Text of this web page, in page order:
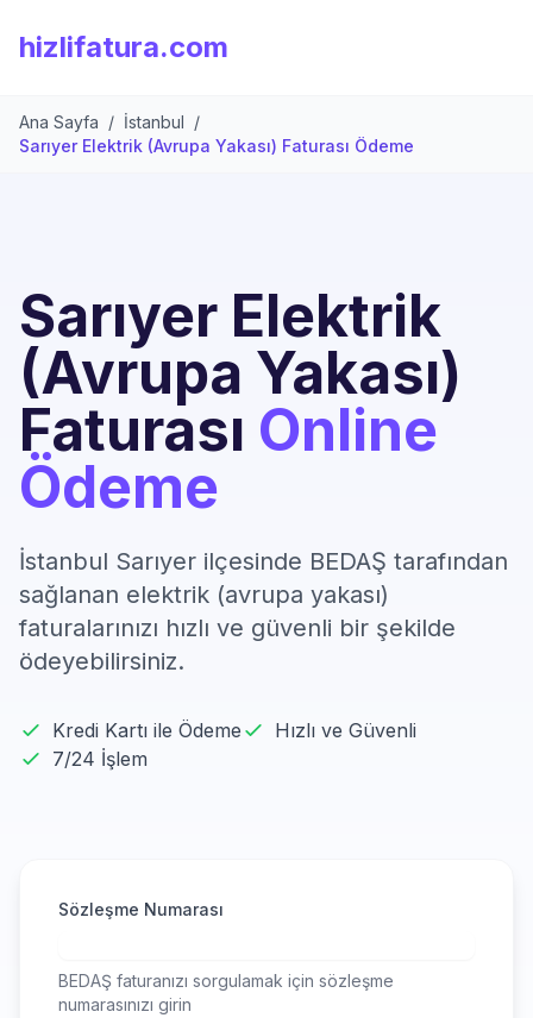
hizlifatura.com
Ana Sayfa / İstanbul /
Sarıyer Elektrik (Avrupa Yakası) Faturası Ödeme
Sarıyer Elektrik
(Avrupa Yakası)
Faturası Online
Ödeme
İstanbul Sarıyer ilçesinde BEDAŞ tarafından
sağlanan elektrik (avrupa yakası)
faturalarınızı hızlı ve güvenli bir şekilde
ödeyebilirsiniz.
Kredi Kartı ile Ödeme
Hızlı ve Güvenli
7/24 İşlem
Sözleşme Numarası
BEDAŞ faturanızı sorgulamak için sözleşme
numarasınızı girin